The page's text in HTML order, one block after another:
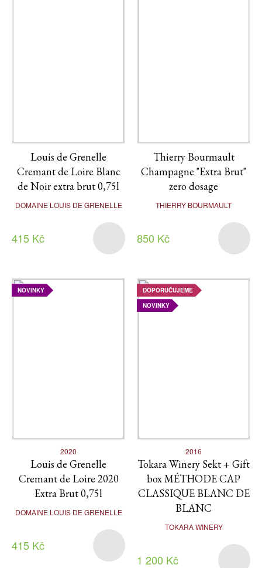
Louis de Grenelle
Cremant de Loire Blanc
de Noir extra brut 0,75l
DOMAINE LOUIS DE GRENELLE
415 Kč
Thierry Bourmault
Champagne "Extra Brut"
zero dosage
THIERRY BOURMAULT
850 Kč
NOVINKY
2020
Louis de Grenelle
Cremant de Loire 2020
Extra Brut 0,75l
DOMAINE LOUIS DE GRENELLE
415 Kč
DOPORUČUJEME
NOVINKY
2016
Tokara Winery Sekt + Gift
box MÉTHODE CAP
CLASSIQUE BLANC DE
BLANC
TOKARA WINERY
1 200 Kč